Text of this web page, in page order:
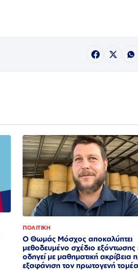
ΠΟΛΙΤΙΚΗ
Ο Θωμάς Μόσχος αποκαλύπτει
μεθοδευμένο σχέδιο
οδηγεί με μαθηματική ακρίβεια
εξαφάνιση τον πρωτογενή τομέα